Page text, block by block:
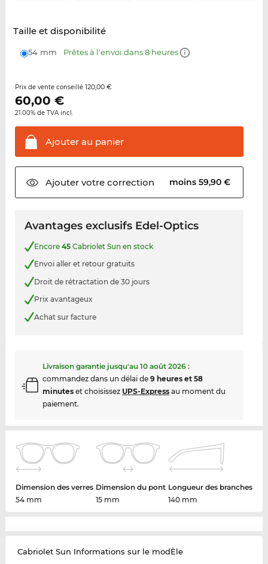
Taille et disponibilité
54 mm Prêtes à l'envoi dans 8 heures
Prix de vente conseillé 120,00 €
60,00 €
21.00% de TVA incl.
Ajouter au panier
Ajouter votrecorrection moins 59,90 €
Avantages exclusifs Edel-Optics
Encore 45Cabriolet Sun en stock
Envoi aller et retour gratuits
Droit de rétractation de 30 jours
Prix avantageux
Achat sur facture
Livraison garantie jusqu'au 10 août 2026:
commandez dans un délai de 9 heures et 58
minuteset choisissez UPS-Expressau moment du
paiement.
Dimension des verres
54 mm
Dimension du pont
15 mm
Longueur des branches
140 mm
Cabriolet Sun Informations sur le modÈle